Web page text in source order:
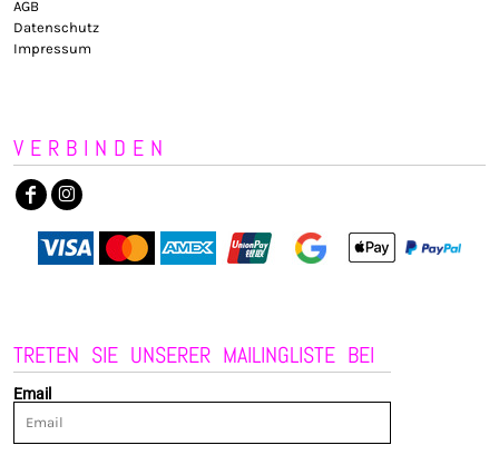
AGB
Datenschutz
Impressum
VERBINDEN
TRETEN SIE UNSERER MAILINGLISTE BEI
Email